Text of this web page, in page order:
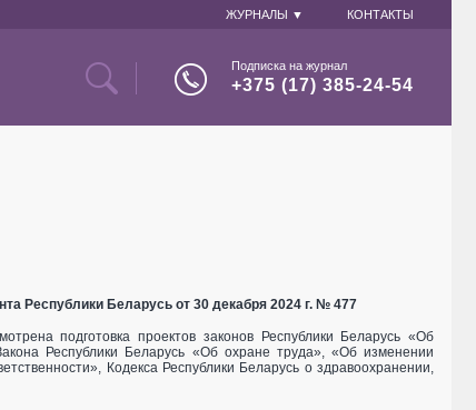
ЖУРНАЛЫ ▼ КОНТАКТЫ
Подписка на журнал
+375 (17) 385-24-54
Республики Беларусь от 30 декабря 2024 г. № 477
подготовка проектов законов Республики Беларусь «Об
Республики Беларусь «Об охране труда», «Об изменении
Кодекса Республики Беларусь о здравоохранении,